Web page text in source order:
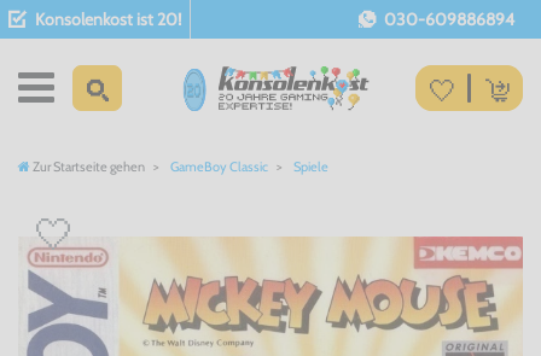
Konsolenkost ist 20! 030-609886894
Zur Startseite gehen GameBoy Classic Spiele